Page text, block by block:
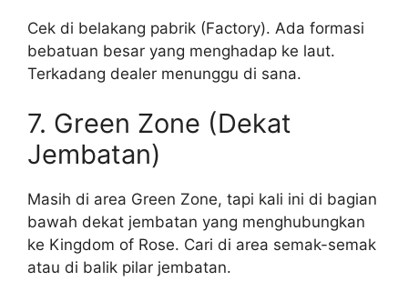
Cek di belakang pabrik (Factory). Ada formasi
bebatuan besar yang menghadap ke laut.
Terkadang dealer menunggu di sana.
7. Green Zone (Dekat
Jembatan)
Masih di area Green Zone, tapi kali ini di bagian
bawah dekat jembatan yang menghubungkan
ke Kingdom of Rose. Cari di area semak-semak
atau di balik pilar jembatan.